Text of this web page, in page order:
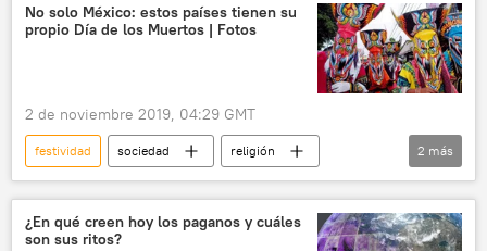
No solo México: estos países tienen su
propio Día de los Muertos | Fotos
2 de noviembre 2019, 04:29 GMT
festividad sociedad
religión
tradiciones
noticias
2 más
¿En qué creen hoy los paganos y cuáles
son sus ritos?